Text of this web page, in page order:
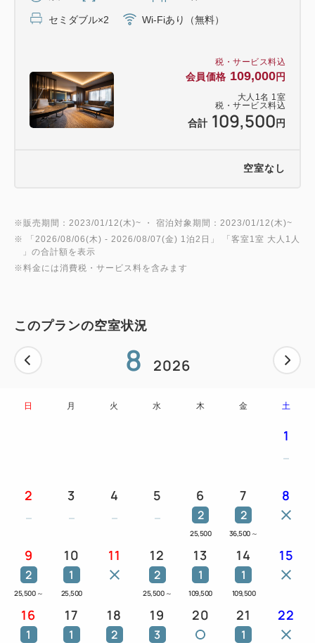
税・サービス料込
会員価格 109,000円
大人 1 名 1 室
税・サービス料込
合計 109,500 円
セミダブル×2 Wi-Fiあり（無料）
空室なし
※販売期間：2023/01/12(木)~ ・ 宿泊対象期間：2023/01/12(木)~
※ 「 2026/08/06(木) - 2026/08/07(金) 1泊2日 」 「客室1室 大人1人
」の合計額を表示
※料金には消費税・サービス料を含みます
このプランの空室状況
8 2026
日 月 火 水 木 金 土
1
2 3 4 5 6
2
25,500
7
2
36,500 ～
8
9
2
25,500 ～
10
1
25,500
11 12
2
25,500 ～
13
1
109,500
14
1
109,500
15
16
1
17
1
18
2
19
3
20 21
1
22